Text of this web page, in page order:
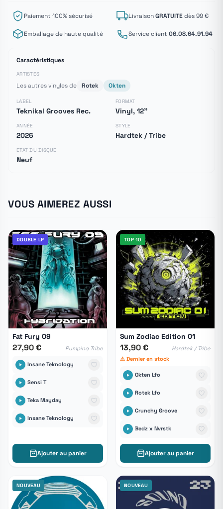
Paiement 100% sécurisé LivraisonGRATUITEdès 99 €
Emballage de haute qualité Service client 06.08.64.91.94
Caractéristiques
ARTISTES
Les autres vinyles de Rotek Okten
LABEL
Teknikal Grooves Rec.
FORMAT
Vinyl, 12"
ANNÉE
2026
STYLE
Hardtek / Tribe
ETAT DU DISQUE
Neuf
VOUS AIMEREZ AUSSI
DOUBLE LP
Fat Fury 09
27,90 € Pumping Tribe
Insane Teknology
Sensi T
Teka Mayday
Insane Teknology
Ajouter au panier
TOP 10
Sum Zodiac Edition 01
13,90 €
Hardtek / Tribe
⚠ Dernier en stock
Okten Lfo
Rotek Lfo
Crunchy Groove
Bedz x Nvrstk
Ajouter au panier
NOUVEAU NOUVEAU